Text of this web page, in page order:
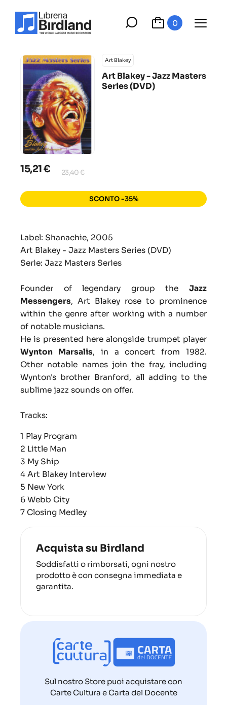
0
Art Blakey
Art Blakey - Jazz Masters
Series (DVD)
15,21 € 23,40 €
SCONTO -35%
Label: Shanachie, 2005
Art Blakey - Jazz Masters Series (DVD)
Serie: Jazz Masters Series
Founder of legendary group the Jazz
Messengers, Art Blakey rose to prominence
within the genre after working with a number
of notable musicians.
He is presented here alongside trumpet player
Wynton Marsalis, in a concert from 1982.
Other notable names join the fray, including
Wynton's brother Branford, all adding to the
sublime jazz sounds on offer.
Tracks:
1 Play Program
2 Little Man
3 My Ship
4 Art Blakey Interview
5 New York
6 Webb City
7 Closing Medley
Acquista su Birdland
Soddisfatti o rimborsati, ogni nostro
prodotto è con consegna immediata e
garantita.
Sul nostro Store puoi acquistare con
Carte Cultura e Carta del Docente